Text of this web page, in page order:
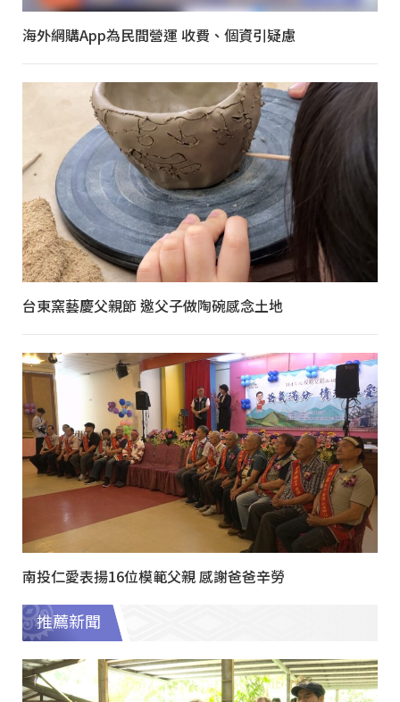
海外網購App為民間營運 收費、個資引疑慮
台東窯藝慶父親節 邀父子做陶碗感念土地
南投仁愛表揚16位模範父親 感謝爸爸辛勞
推薦新聞